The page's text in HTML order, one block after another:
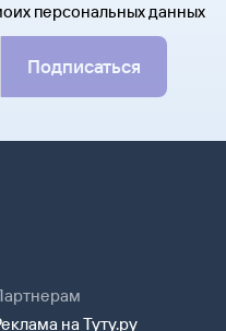
персональных данных
Подписаться
на Туту.ру